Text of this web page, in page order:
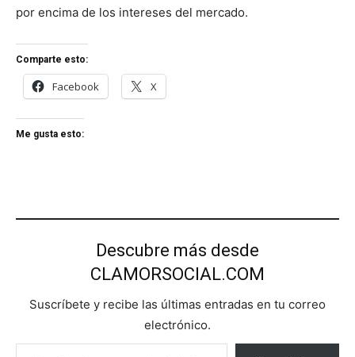
por encima de los intereses del mercado.
Comparte esto:
Facebook X
Me gusta esto:
Descubre más desde
CLAMORSOCIAL.COM
Suscríbete y recibe las últimas entradas en tu correo
electrónico.
Escribe tu correo electrónico…